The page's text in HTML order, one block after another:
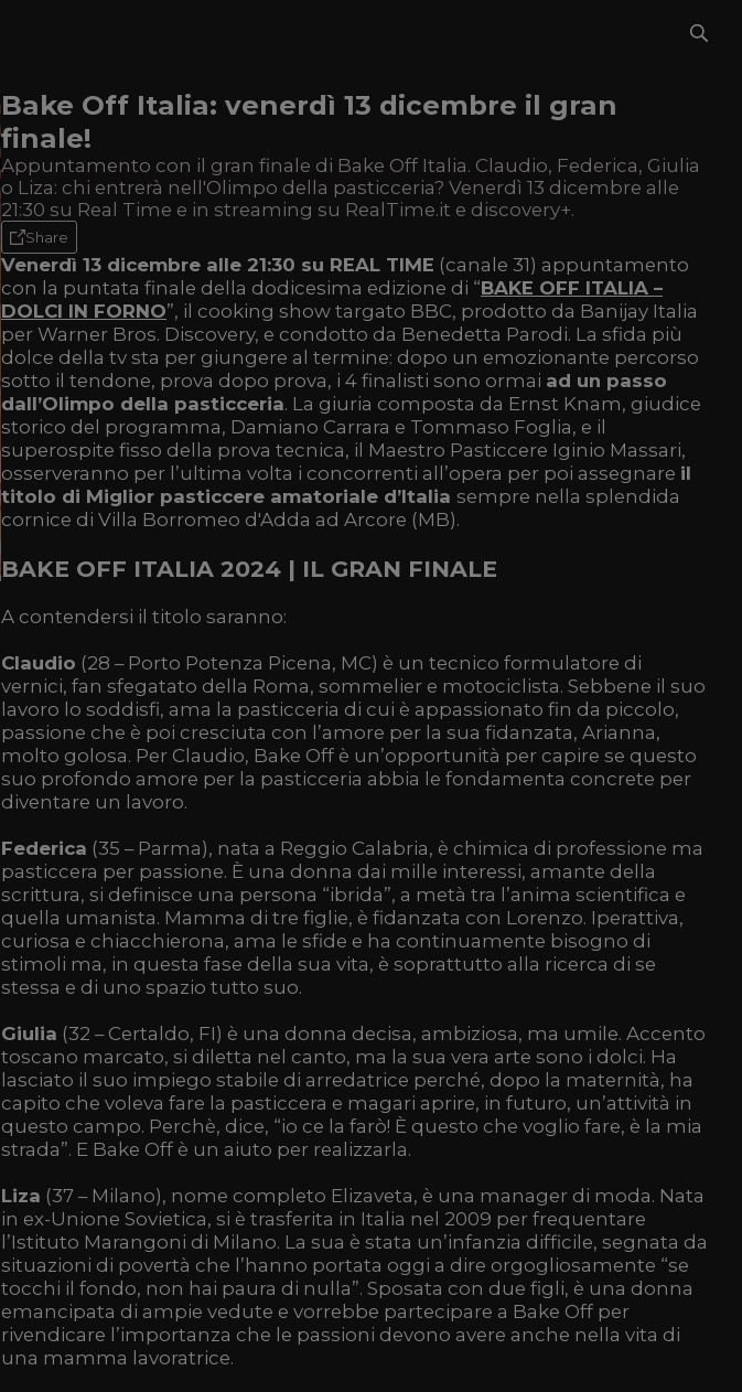
Bake Off Italia: venerdì 13 dicembre il gran
finale!
Appuntamento con il gran finale di Bake Off Italia. Claudio, Federica, Giulia
o Liza: chi entrerà nell'Olimpo della pasticceria? Venerdì 13 dicembre alle
21:30 su Real Time e in streaming su RealTime.it e discovery+.
Share
Venerdì 13 dicembre alle 21:30 su REAL TIME (canale 31) appuntamento
con la puntata finale della dodicesima edizione di “BAKE OFF ITALIA –
DOLCI IN FORNO”, il cooking show targato BBC, prodotto da Banijay Italia
per Warner Bros. Discovery, e condotto da Benedetta Parodi. La sfida più
dolce della tv sta per giungere al termine: dopo un emozionante percorso
sotto il tendone, prova dopo prova, i 4 finalisti sono ormai ad un passo
dall’Olimpo della pasticceria. La giuria composta da Ernst Knam, giudice
storico del programma, Damiano Carrara e Tommaso Foglia, e il
superospite fisso della prova tecnica, il Maestro Pasticcere Iginio Massari,
osserveranno per l’ultima volta i concorrenti all’opera per poi assegnare il
titolo di Miglior pasticcere amatoriale d’Italia sempre nella splendida
cornice di Villa Borromeo d'Adda ad Arcore (MB).
BAKE OFF ITALIA 2024 | IL GRAN FINALE
A contendersi il titolo saranno:
Claudio (28 – Porto Potenza Picena, MC) è un tecnico formulatore di
vernici, fan sfegatato della Roma, sommelier e motociclista. Sebbene il suo
lavoro lo soddisfi, ama la pasticceria di cui è appassionato fin da piccolo,
passione che è poi cresciuta con l’amore per la sua fidanzata, Arianna,
molto golosa. Per Claudio, Bake Off è un’opportunità per capire se questo
suo profondo amore per la pasticceria abbia le fondamenta concrete per
diventare un lavoro.
Federica (35 – Parma), nata a Reggio Calabria, è chimica di professione ma
pasticcera per passione. È una donna dai mille interessi, amante della
scrittura, si definisce una persona “ibrida”, a metà tra l’anima scientifica e
quella umanista. Mamma di tre figlie, è fidanzata con Lorenzo. Iperattiva,
curiosa e chiacchierona, ama le sfide e ha continuamente bisogno di
stimoli ma, in questa fase della sua vita, è soprattutto alla ricerca di se
stessa e di uno spazio tutto suo.
Giulia (32 – Certaldo, FI) è una donna decisa, ambiziosa, ma umile. Accento
toscano marcato, si diletta nel canto, ma la sua vera arte sono i dolci. Ha
lasciato il suo impiego stabile di arredatrice perché, dopo la maternità, ha
capito che voleva fare la pasticcera e magari aprire, in futuro, un’attività in
questo campo. Perchè, dice, “io ce la farò! È questo che voglio fare, è la mia
strada”. E Bake Off è un aiuto per realizzarla.
Liza (37 – Milano), nome completo Elizaveta, è una manager di moda. Nata
in ex-Unione Sovietica, si è trasferita in Italia nel 2009 per frequentare
l’Istituto Marangoni di Milano. La sua è stata un’infanzia difficile, segnata da
situazioni di povertà che l’hanno portata oggi a dire orgogliosamente “se
tocchi il fondo, non hai paura di nulla”. Sposata con due figli, è una donna
emancipata di ampie vedute e vorrebbe partecipare a Bake Off per
rivendicare l’importanza che le passioni devono avere anche nella vita di
una mamma lavoratrice.